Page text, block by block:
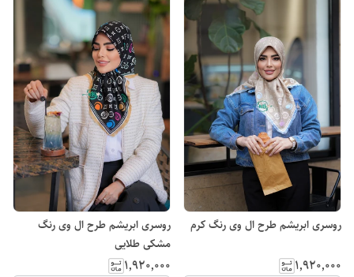
روسری ابریشم طرح ال وی رنگ کرم
۱٬۹۲۰٬۰۰۰
روسری ابریشم طرح ال وی رنگ
مشکی طلایی
۱٬۹۲۰٬۰۰۰